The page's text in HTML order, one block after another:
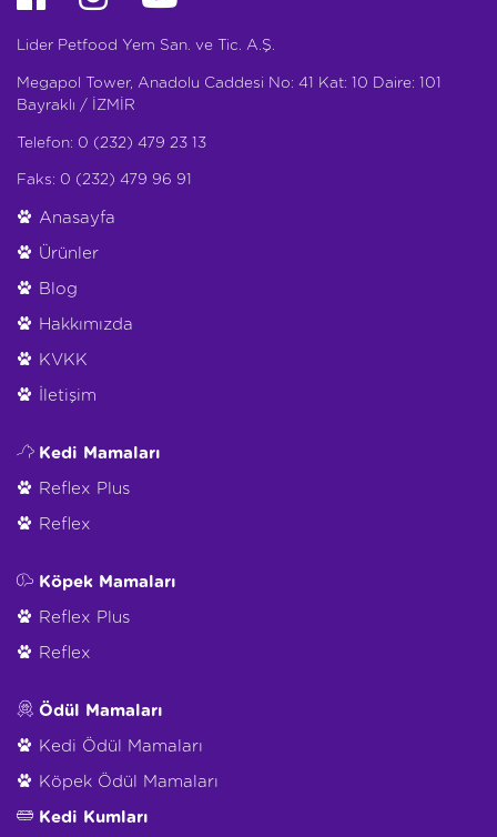
Lider Petfood Yem San. ve Tic. A.Ş.
Megapol Tower, Anadolu Caddesi No: 41 Kat: 10 Daire: 101
Bayraklı / İZMİR
Telefon: 0 (232) 479 23 13
Faks: 0 (232) 479 96 91
Anasayfa
Ürünler
Blog
Hakkımızda
KVKK
İletişim
Kedi Mamaları
Reflex Plus
Reflex
Köpek Mamaları
Reflex Plus
Reflex
Ödül Mamaları
Kedi Ödül Mamaları
Köpek Ödül Mamaları
Kedi Kumları